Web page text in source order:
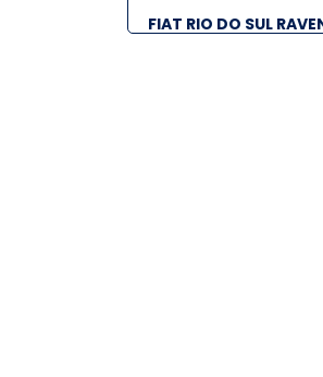
FIAT RIO DO SUL